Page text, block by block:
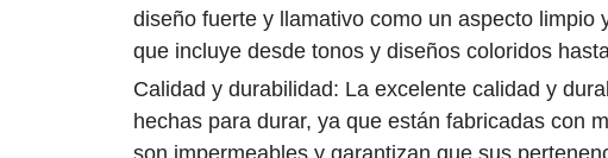
diseño fuerte y llamativo como un aspecto
que incluye desde tonos y diseños coloridos
Calidad y durabilidad: La excelente calidad y
hechas para durar, ya que están fabricadas con
son impermeables y garantizan que sus